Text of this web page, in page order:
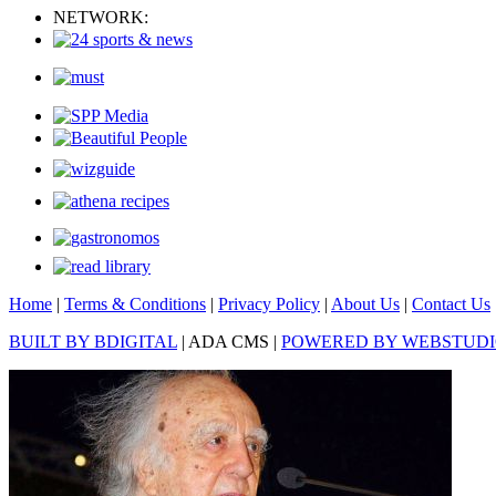
NETWORK:
Home | Terms & Conditions | Privacy Policy | About Us | Contact Us
BUILT BY BDIGITAL | ADA CMS | POWERED BY